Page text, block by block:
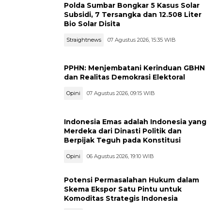
Polda Sumbar Bongkar 5 Kasus Solar
Subsidi, 7 Tersangka dan 12.508 Liter
Bio Solar Disita
Straightnews 07 Agustus 2026, 15:35 WIB
PPHN: Menjembatani Kerinduan GBHN
dan Realitas Demokrasi Elektoral
Opini 07 Agustus 2026, 09:15 WIB
Indonesia Emas adalah Indonesia yang
Merdeka dari Dinasti Politik dan
Berpijak Teguh pada Konstitusi
Opini 06 Agustus 2026, 19:10 WIB
Potensi Permasalahan Hukum dalam
Skema Ekspor Satu Pintu untuk
Komoditas Strategis Indonesia